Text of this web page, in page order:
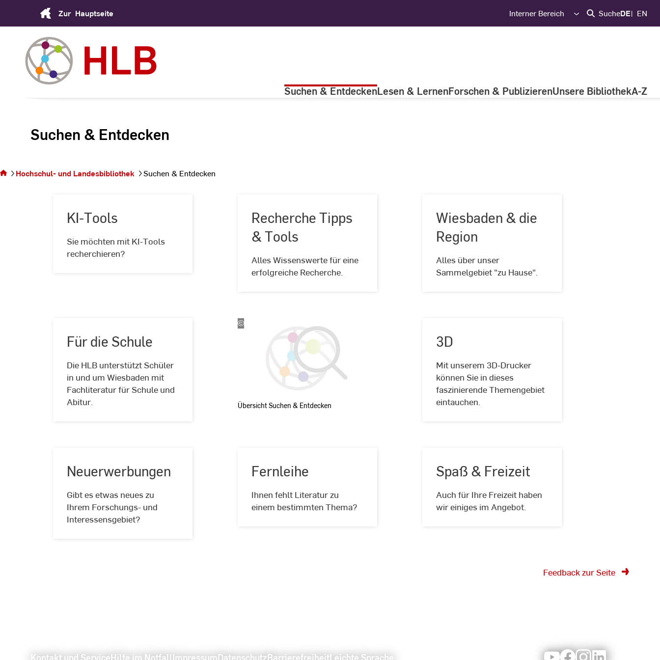
Zur Hauptseite Interner Bereich SucheDE EN
Suchen & EntdeckenLesen & LernenForschen & PublizierenUnsere BibliothekA-Z
Suchen & Entdecken
sich auf
der SeiteHochschul- und Landesbibliothek Suchen & Entdecken
KI-Tools
Sie möchten mit KI-Tools
recherchieren?
KI-
Tools
Recherche Tipps
& Tools
Alles Wissenswerte für eine
erfolgreiche Recherche.
Tipps
&
Wiesbaden & die
Region
Alles über unser
Sammelgebiet "zu Hause".
&
die
Für die Schule
Die HLB unterstützt Schüler
in und um Wiesbaden mit
Fachliteratur für Schule und
Abitur.
Für
die
©
Hochschul-
Landesbibliothek
Übersicht Suchen & Entdecken
3D
Mit unserem 3D-Drucker
können Sie in dieses
faszinierende Themengebiet
eintauchen.
3D
Neuerwerbungen
Gibt es etwas neues zu
Ihrem Forschungs- und
Interessensgebiet?
Neuerwerbungen
Fernleihe
Ihnen fehlt Literatur zu
einem bestimmten Thema?
Fernleihe
Spaß & Freizeit
Auch für Ihre Freizeit haben
wir einiges im Angebot.
Spaß
&
Feedback zur Seite
Kontakt und ServiceHilfe im Notfall ImpressumDatenschutzBarrierefreiheitLeichte Sprache YoutubeFacebookInstagram